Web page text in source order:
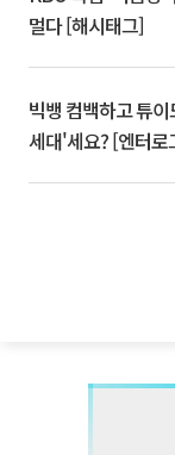
멀다 [해시태그]
빅뱅 컴백하고 튜
세대'세요? [엔터로